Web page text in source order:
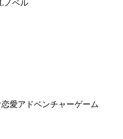
ノベル
愛アドベンチャーゲーム